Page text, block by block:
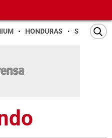
HONDURAS SAN PEDRO